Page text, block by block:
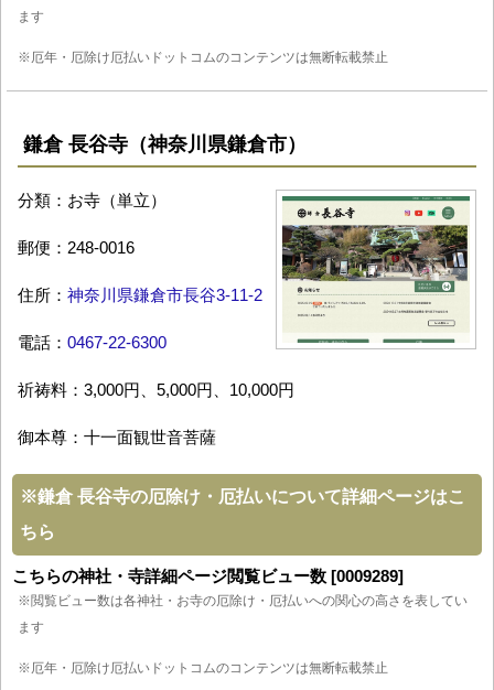
ます
※厄年・厄除け厄払いドットコムのコンテンツは無断転載禁止
鎌倉 長谷寺（神奈川県鎌倉市）
分類：お寺（単立）
郵便：248-0016
住所： 神奈川県鎌倉市長谷3-11-2
電話： 0467-22-6300
祈祷料：3,000円、5,000円、10,000円
御本尊：十一面観世音菩薩
※鎌倉 長谷寺の厄除け・厄払いについて詳細ページはこ
ちら
こちらの神社・寺詳細ページ閲覧ビュー数 [0009289]
※閲覧ビュー数は各神社・お寺の厄除け・厄払いへの関心の高さを表してい
ます
※厄年・厄除け厄払いドットコムのコンテンツは無断転載禁止